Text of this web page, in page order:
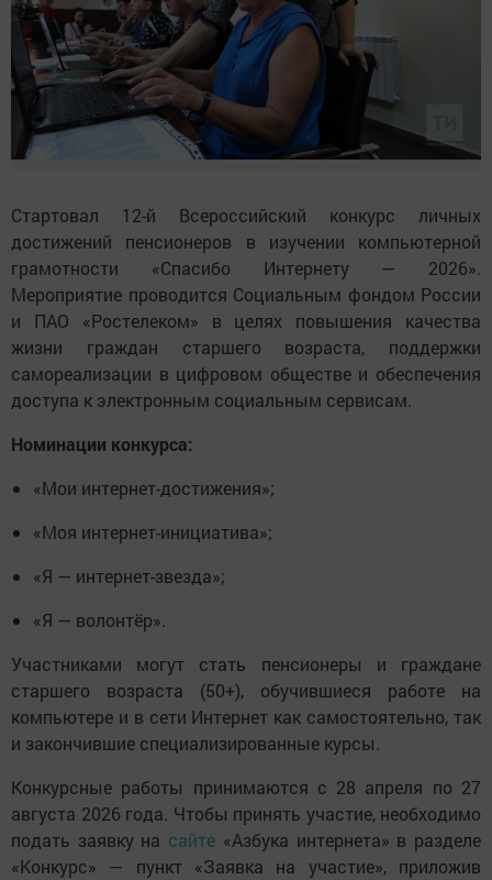
Стартовал 12-й Всероссийский конкурс личных
достижений пенсионеров в изучении компьютерной
грамотности «Спасибо Интернету — 2026».
Мероприятие проводится Социальным фондом России
и ПАО «Ростелеком» в целях повышения качества
жизни граждан старшего возраста, поддержки
самореализации в цифровом обществе и обеспечения
доступа к электронным социальным сервисам.
Номинации конкурса:
«Мои интернет-достижения»;
«Моя интернет-инициатива»;
«Я — интернет-звезда»;
«Я — волонтёр».
Участниками могут стать пенсионеры и граждане
старшего возраста (50+), обучившиеся работе на
компьютере и в сети Интернет как самостоятельно, так
и закончившие специализированные курсы.
Конкурсные работы принимаются с 28 апреля по 27
августа 2026 года. Чтобы принять участие, необходимо
подать заявку на сайте «Азбука интернета» в разделе
«Конкурс» — пункт «Заявка на участие», приложив